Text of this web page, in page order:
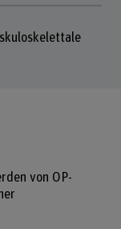
von OP-